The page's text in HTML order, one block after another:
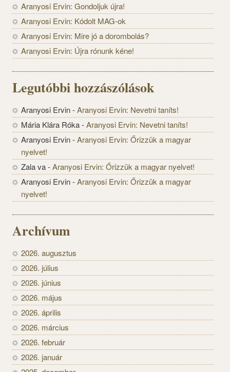
Aranyosi Ervin: Gondoljuk újra!
Aranyosi Ervin: Kódolt MAG-ok
Aranyosi Ervin: Mire jó a dorombolás?
Aranyosi Ervin: Újra rónunk kéne!
Legutóbbi hozzászólások
Aranyosi Ervin-Aranyosi Ervin: Nevetni taníts!
Mária Klára Róka-Aranyosi Ervin: Nevetni taníts!
Aranyosi Ervin-Aranyosi Ervin: Őrizzük a magyar
nyelvet!
Zala va-Aranyosi Ervin: Őrizzük a magyar nyelvet!
Aranyosi Ervin-Aranyosi Ervin: Őrizzük a magyar
nyelvet!
Archívum
2026. augusztus
2026. július
2026. június
2026. május
2026. április
2026. március
2026. február
2026. január